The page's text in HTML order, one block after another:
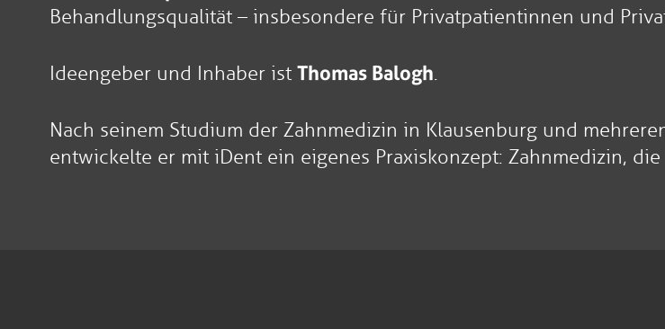
Behandlungsqualität – insbesondere für Privatpatientinnen und
Ideengeber und Inhaber ist Thomas Balogh.
Nach seinem Studium der Zahnmedizin in Klausenburg und
entwickelte er mit iDent ein eigenes Praxiskonzept: Zahnmedizin,